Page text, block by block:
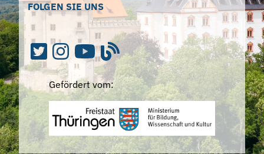
FOLGEN SIE UNS
Gefördert vom: